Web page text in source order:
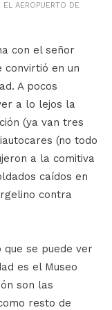
EL AEROPUERTO DE
con el señor
convirtió en un
A pocos
a lo lejos la
(ya van tres
(no todo
a la comitiva
caídos en
contra
que se puede ver
es el Museo
son las
resto de